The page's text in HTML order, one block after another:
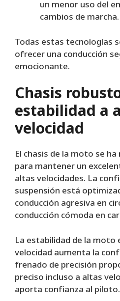
un menor uso del
cambios de marcha.
Todas estas tecnologías
ofrecer una conducción
emocionante.
Chasis
estabilidad a
velocidad
El chasis de la moto se
para mantener un
altas velocidades. La
suspensión está
conducción agresiva en
conducción cómoda en
La estabilidad de la moto
velocidad aumenta la
frenado de precisión
preciso incluso a altas
aporta confianza al piloto.